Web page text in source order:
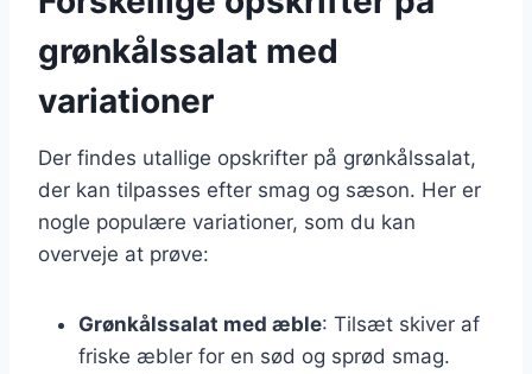
grønkålssalat med
variationer
Der findes utallige opskrifter på grønkålssalat,
der kan tilpasses efter smag og sæson. Her er
nogle populære variationer, som du kan
overveje at prøve:
Grønkålssalat med æble: Tilsæt skiver af
friske æbler for en sød og sprød smag.